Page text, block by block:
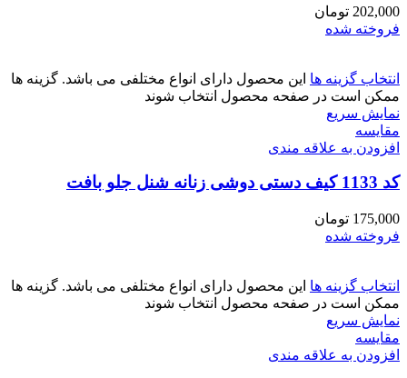
202,000 تومان
فروخته شده
انتخاب گزینه ها این محصول دارای انواع مختلفی می باشد. گزینه ها
ممکن است در صفحه محصول انتخاب شوند
نمایش سریع
مقايسه
افزودن به علاقه مندی
کد 1133 کیف دستی دوشی زنانه شنل جلو بافت
175,000 تومان
فروخته شده
انتخاب گزینه ها این محصول دارای انواع مختلفی می باشد. گزینه ها
ممکن است در صفحه محصول انتخاب شوند
نمایش سریع
مقايسه
افزودن به علاقه مندی